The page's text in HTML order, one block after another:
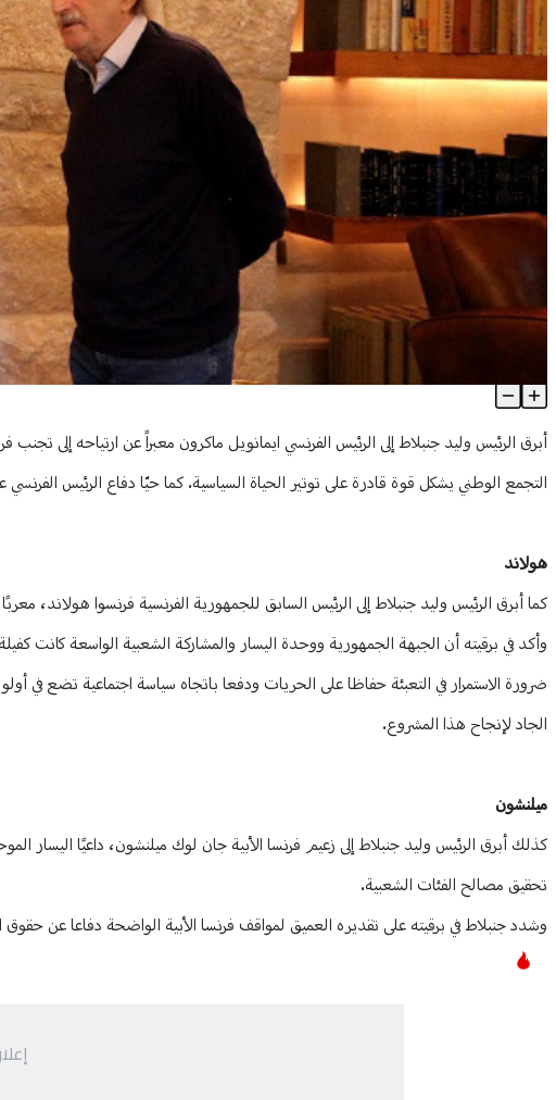
جنبلاط لماكرون وهولاند وميلنشون: وحدة اليسار كانت كفيلة بالحفاظ على
Article Content
أبرق الرئيس وليد جنبلاط إلى الرئيس الفرنسي ايمانويل ماكرون معبراً عن ارتياحه إلى
التجمع الوطني يشكل قوة قادرة على توتير الحياة السياسية. كما حيّا دفاع الرئيس
هولاند
كما أبرق الرئيس وليد جنبلاط إلى الرئيس السابق للجمهورية الفرنسية فرنسوا هولاند،
وأكد في برقيته أن الجبهة الجمهورية ووحدة اليسار والمشاركة الشعبية الواسعة كانت
ضرورة الاستمرار في التعبئة حفاظا على الحريات ودفعا باتجاه سياسة اجتماعية تضع في
الجاد لإنجاح هذا المشروع.
ميلنشون
كذلك أبرق الرئيس وليد جنبلاط إلى زعيم فرنسا الأبية جان لوك ميلنشون، داعيًا اليسار
تحقيق مصالح الفئات الشعبية.
وشدد جنبلاط في برقيته على تقديره العميق لمواقف فرنسا الأبية الواضحة دفاعا عن حقوق